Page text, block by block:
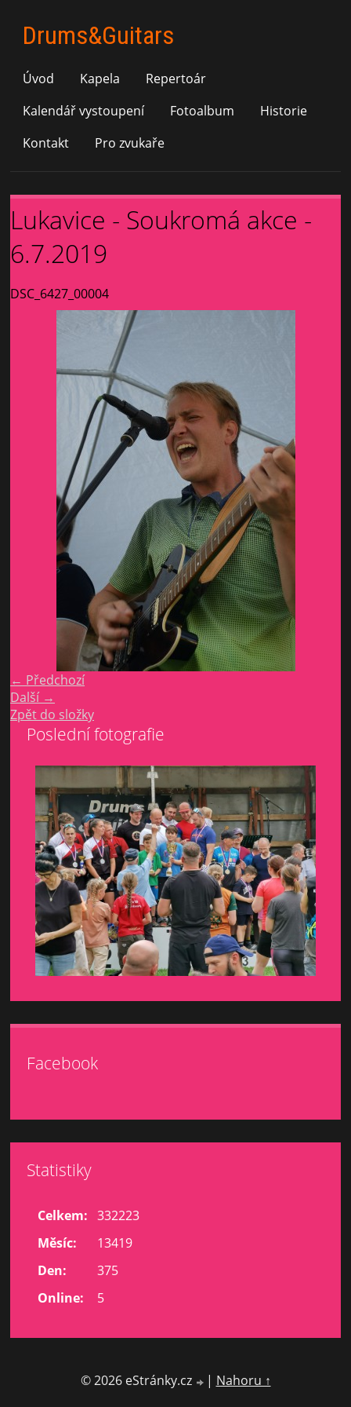
Drums&Guitars
Úvod Kapela
Repertoár
Kalendář vystoupení
Fotoalbum
Historie
Kontakt
Pro zvukaře
Lukavice - Soukromá akce -
6.7.2019
DSC_6427_00004
← Předchozí
Další →
Zpět do složky
Poslední fotografie
Facebook
Statistiky
Online: 5
Celkem: 332223
Měsíc:
13419
Den:
375
© 2026 eStránky.cz | Nahoru ↑